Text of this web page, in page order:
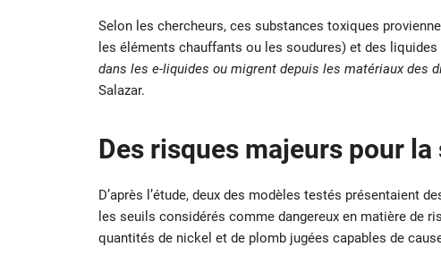
Selon les chercheurs, ces substances toxiques
les éléments chauffants ou les soudures) et des
dans les e-liquides ou migrent depuis les matériaux des
Salazar.
Des risques majeurs pour la
D’après l’étude, deux des modèles testés présentaient
les seuils considérés comme dangereux en matière de
quantités de nickel et de plomb jugées capables de